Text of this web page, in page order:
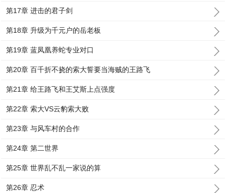
第17章 进击的君子剑
第18章 升级为千元户的岳老板
第19章 蓝凤凰养蛇专业对口
第20章 百千折不挠的索大誓要当海贼的王路飞
第21章 给王路飞和王艾斯上点强度
第22章 索大VS云豹索大败
第23章 与风车村的合作
第24章 第二世界
第25章 世界乱不乱一家说的算
第26章 忍术